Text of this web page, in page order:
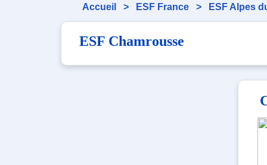
Accueil > ESF France > ESF Alpes
ESF Chamrousse